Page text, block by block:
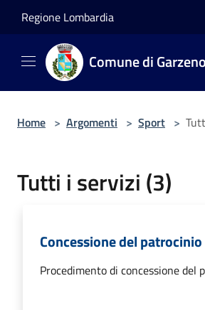
Regione Lombardia
Comune di Garzeno
Home > Argomenti > Sport >
Tutti i servizi (3)
Concessione del patrocinio
Procedimento di concessione del